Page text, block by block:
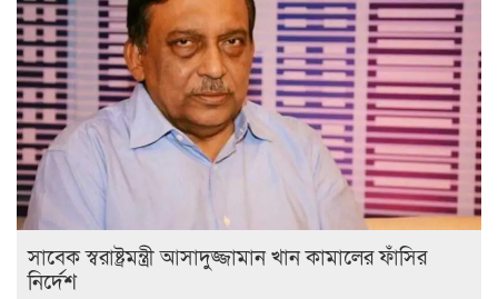
সাবেক স্বরাষ্ট্রমন্ত্রী আসাদুজ্জামান খান কামালের ফাঁসির
নির্দেশ